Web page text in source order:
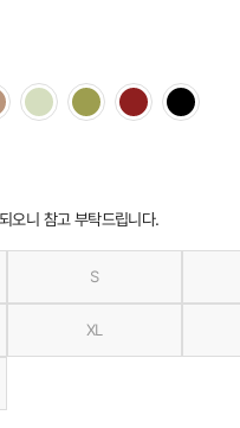
오니 참고 부탁드립니다.
S
XL